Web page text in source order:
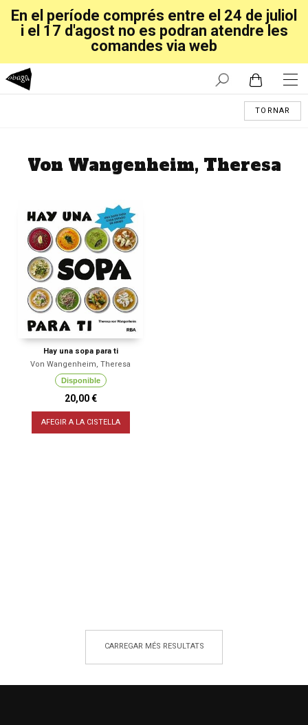
En el període comprés entre el 24 de juliol
i el 17 d'agost no es podran atendre les
comandes via web
TORNAR
Von Wangenheim, Theresa
Hay una sopa para ti
Von Wangenheim, Theresa
Disponible
20,00 €
AFEGIR A LA CISTELLA
CARREGAR MÉS RESULTATS